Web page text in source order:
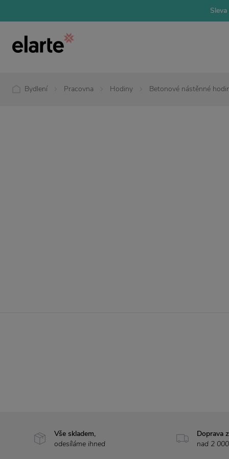
Bydlení Pracovna Hodiny Betonové nástěnné
Vše skladem,
odesíláme ihned
Doprava
nad 2